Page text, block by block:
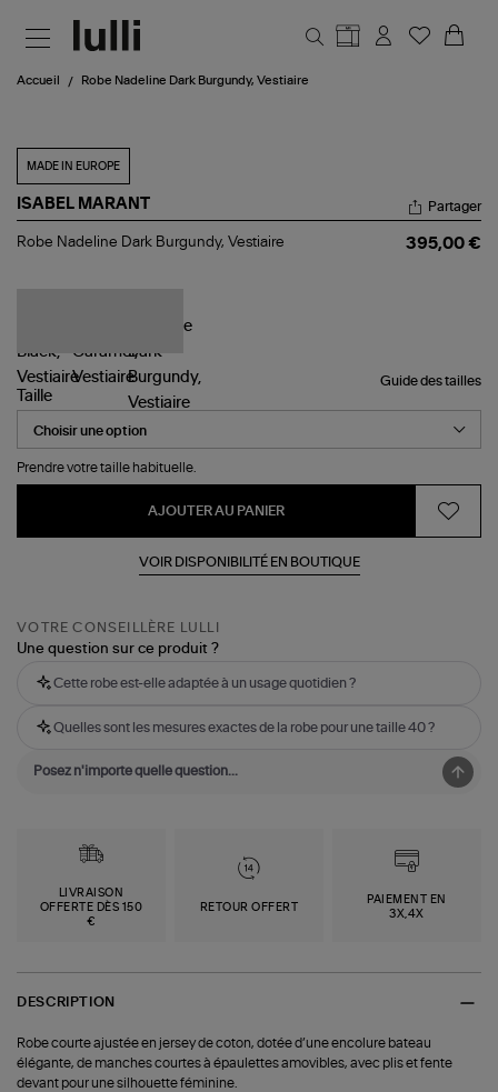
Accueil Robe Nadeline Dark Burgundy, Vestiaire
MADE IN EUROPE
ISABEL MARANT
Robe
Partager
Robe Nadeline Dark Burgundy, Vestiaire 395,00 €
Guide des tailles
Taille
Prendre votre taille habituelle.
AJOUTER AU PANIER
VOIR DISPONIBILITÉ EN BOUTIQUE
VOTRE CONSEILLÈRE LULLI
Une question sur ce produit ?
Cette robe est-elle adaptée à un usage quotidien ?
Quelles sont les mesures exactes de la robe pour une taille 40 ?
LIVRAISON
OFFERTE DÈS 150
€
RETOUR OFFERT
PAIEMENT EN
3X,4X
DESCRIPTION
Robe courte ajustée en jersey de coton, dotée d’une encolure bateau
élégante, de manches courtes à épaulettes amovibles, avec plis et fente
devant pour une silhouette féminine.